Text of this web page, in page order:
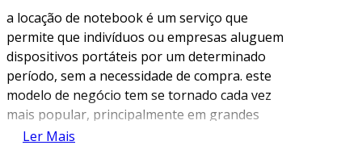
a locação de notebook é um serviço que
permite que indivíduos ou empresas aluguem
dispositivos portáteis por um determinado
período, sem a necessidade de compra. este
modelo de negócio tem se tornado cada vez
mais popular, principalmente em grandes
cidades como são paulo, onde a demanda por
Ler Mais